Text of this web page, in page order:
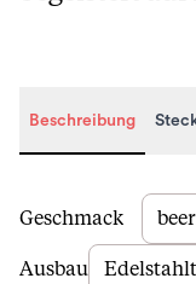
Beschreibung
Beschreibung
Geschmack
Ausbau